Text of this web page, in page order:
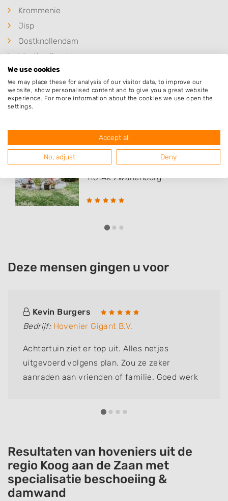
Krommenie
Jisp
Oostknollendam
Westknollendam
Populaire hoveniers
Hovenier Gigant B.V.
Venenweg 17 i
1161AK Zwanenburg
Deze mensen gingen u voor
Kevin Burgers
Bedrijf: Hovenier Gigant B.V.
Achtertuin ziet er top uit. Alles netjes
uitgevoerd volgens plan. Zou ze zeker
aanraden aan vrienden of familie. Goed werk
Resultaten van hoveniers uit de
regio Koog aan de Zaan met
specialisatie beschoeiing &
damwand
We use cookies
We may place these for analysis of our visitor data, to improve our
website, show personalised content and to give you a great website
experience. For more information about the cookies we use open the
settings.
Accept all
No, adjust Deny